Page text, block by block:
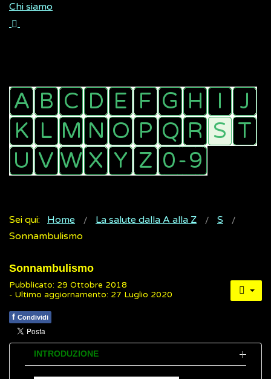
Chi siamo
Sei qui: Home La salute dalla A alla Z
S
Sonnambulismo
Sonnambulismo
Pubblicato: 29 Ottobre 2018
- Ultimo aggiornamento: 27 Luglio 2020
f Condividi
INTRODUZIONE